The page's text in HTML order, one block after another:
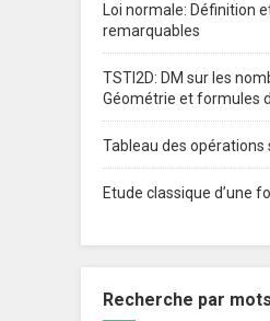
Loi normale: Définition
remarquables
TSTI2D: DM sur les
Géométrie et formules
Tableau des opérations
Etude classique d’une
Recherche par